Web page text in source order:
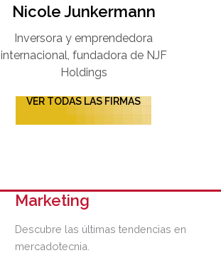
Nicole Junkermann​
Inversora y emprendedora
internacional, fundadora de NJF
Holdings
VER TODAS LAS FIRMAS
Marketing
Descubre las últimas tendencias en
mercadotecnia.